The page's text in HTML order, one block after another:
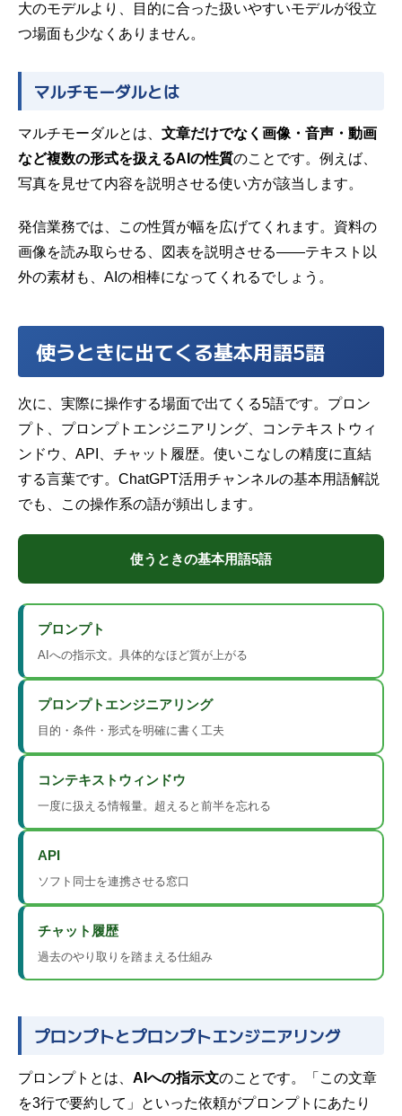
大のモデルより、目的に合った扱いやすいモデルが役立
つ場面も少なくありません。
マルチモーダルとは
マルチモーダルとは、 文章だけでなく画像・音声・動画
など複数の形式を扱えるAIの性質のことです。例えば、
写真を見せて内容を説明させる使い方が該当します。
発信業務では、この性質が幅を広げてくれます。資料の
画像を読み取らせる、図表を説明させる——テキスト以
外の素材も、AIの相棒になってくれるでしょう。
使うときに出てくる基本用語5語
次に、実際に操作する場面で出てくる5語です。プロン
プト、プロンプトエンジニアリング、コンテキストウィ
ンドウ、API、チャット履歴。使いこなしの精度に直結
する言葉です。ChatGPT活用チャンネルの基本用語解説
でも、この操作系の語が頻出します。
使うときの基本用語5語
プロンプト
AIへの指示文。具体的なほど質が上がる
プロンプトエンジニアリング
目的・条件・形式を明確に書く工夫
コンテキストウィンドウ
一度に扱える情報量。超えると前半を忘れる
API
ソフト同士を連携させる窓口
チャット履歴
過去のやり取りを踏まえる仕組み
プロンプトとプロンプトエンジニアリング
プロンプトとは、 AIへの指示文のことです。「この文章
を3行で要約して」といった依頼がプロンプトにあたり